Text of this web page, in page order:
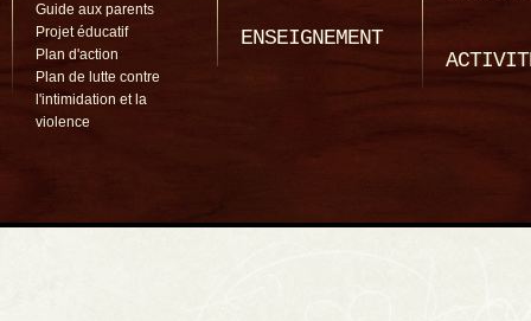
Guide aux parents
Projet éducatif
Plan d'action
Plan de lutte contre
l'intimidation et la
violence
ENSEIGNEMENT